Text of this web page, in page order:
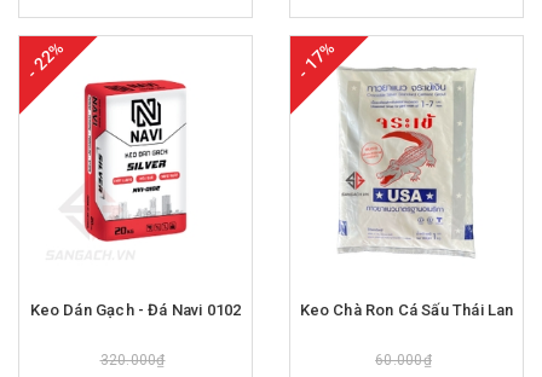
- 22%
Keo Dán Gạch - Đá Navi 0102
320.000₫
- 17%
Keo Chà Ron Cá Sấu Thái Lan
60.000₫